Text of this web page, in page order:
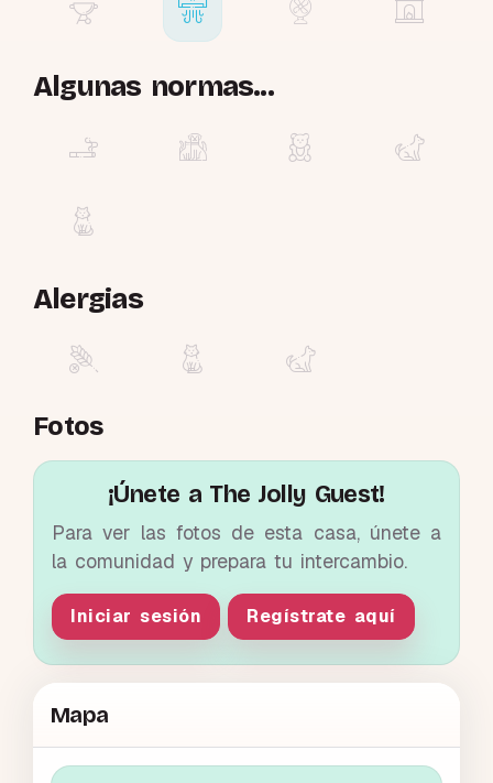
Algunas normas...
Alergias
Fotos
¡Únete a The Jolly Guest!
Para ver las fotos de esta casa, únete a
la comunidad y prepara tu intercambio.
Iniciar sesión Regístrate aquí
Mapa